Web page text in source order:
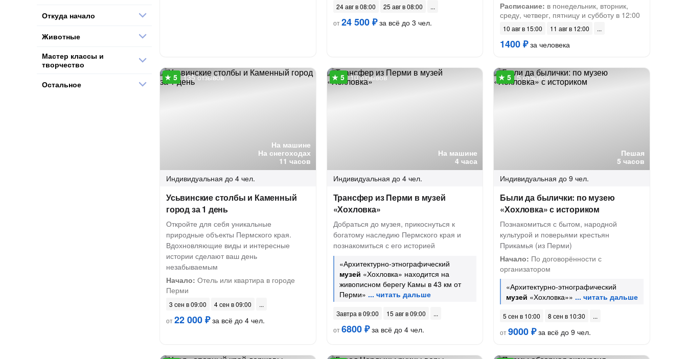
24 авг в 08:00
25 авг в 08:00
от24 500 ₽за всё до 3 чел.
Расписание: в понедельник, вторник,
среду, четверг, пятницу и субботу в 12:00
10 авг в 15:00 11 авг в 12:00
1400 ₽за человека
На машине
На снегоходах
11 часов
135 отзывов
Индивидуальная до 4 чел.
Усьвинские столбы и Каменный
город за 1 день
Откройте для себя уникальные
природные объекты Пермского края.
Вдохновляющие виды и интересные
истории сделают ваш день
незабываемым
Начало: Отель или квартира в городе
Перми
3 сен в 09:00
4 сен в 09:00
от22 000 ₽за всё до 4 чел.
На машине
4 часа
10 отзывов
Индивидуальная до 4 чел.
Трансфер из Перми в музей
«Хохловка»
Добраться до музея, прикоснуться к
богатому наследию Пермского края и
познакомиться с его историей
«Архитектурно-этнографический
музей «Хохловка» находится на
живописном берегу Камы в 43 км от
Перми»
Завтра в 09:00
15 авг в 09:00
от6800 ₽за всё до 4 чел.
Пешая
5 часов
5 отзывов
Индивидуальная до 9 чел.
Были да былички: по музею
«Хохловка» с историком
Познакомиться с бытом, народной
культурой и поверьями крестьян
Прикамья (из Перми)
Начало: По договорённости с
организатором
«Архитектурно-этнографический
музей «Хохловка»»
5 сен в 10:00
8 сен в 10:30
от9000 ₽за всё до 9 чел.
Откуда начало
Животные
Мастер классы и
творчество
Остальное